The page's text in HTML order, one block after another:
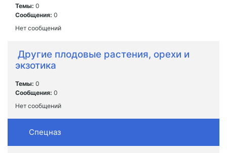
Темы: 0
Сообщения: 0
Нет сообщений
Другие плодовые растения, орехи и
экзотика
Темы: 0
Сообщения: 0
Нет сообщений
Спецназ